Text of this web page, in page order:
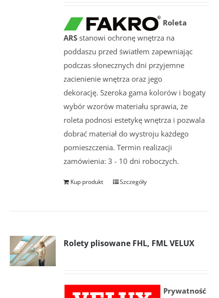
Roleta
ARS stanowi ochronę wnętrza na
poddaszu przed światłem zapewniając
podczas słonecznych dni przyjemne
zacienienie wnętrza oraz jego
dekorację. Szeroka gama kolorów i bogaty
wybór wzorów materiału sprawia, że
roleta podnosi estetykę wnętrza i pozwala
dobrać materiał do wystroju każdego
pomieszczenia. Termin realizacji
zamówienia: 3 - 10 dni roboczych.
Kup produkt Szczegóły
Rolety plisowane FHL, FML VELUX
Prywatność